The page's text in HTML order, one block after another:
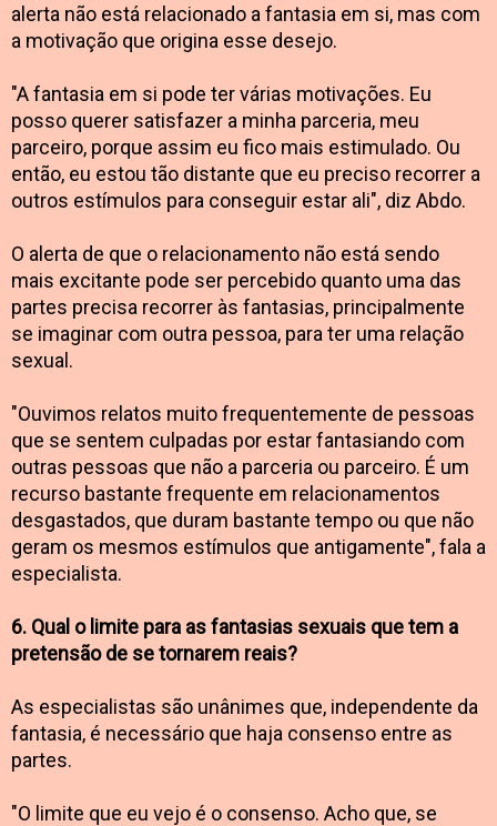
alerta não está relacionado a fantasia em si, mas com
a motivação que origina esse desejo.
"A fantasia em si pode ter várias motivações. Eu
posso querer satisfazer a minha parceria, meu
parceiro, porque assim eu fico mais estimulado. Ou
então, eu estou tão distante que eu preciso recorrer a
outros estímulos para conseguir estar ali", diz Abdo.
O alerta de que o relacionamento não está sendo
mais excitante pode ser percebido quanto uma das
partes precisa recorrer às fantasias, principalmente
se imaginar com outra pessoa, para ter uma relação
sexual.
"Ouvimos relatos muito frequentemente de pessoas
que se sentem culpadas por estar fantasiando com
outras pessoas que não a parceria ou parceiro. É um
recurso bastante frequente em relacionamentos
desgastados, que duram bastante tempo ou que não
geram os mesmos estímulos que antigamente", fala a
especialista.
6. Qual o limite para as fantasias sexuais que tem a
pretensão de se tornarem reais?
As especialistas são unânimes que, independente da
fantasia, é necessário que haja consenso entre as
partes.
"O limite que eu vejo é o consenso. Acho que, se